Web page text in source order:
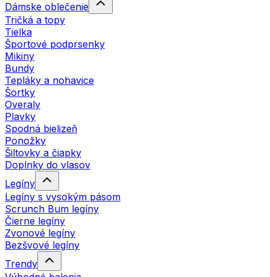
Dámske oblečenie
Tričká a topy
Tielka
Športové podprsenky
Mikiny
Bundy
Tepláky a nohavice
Šortky
Overaly
Plavky
Spodná bielizeň
Ponožky
Šiltovky a čiapky
Doplnky do vlasov
Legíny
Legíny s vysokým pásom
Scrunch Bum legíny
Čierne legíny
Zvonové legíny
Bezšvové legíny
Trendy